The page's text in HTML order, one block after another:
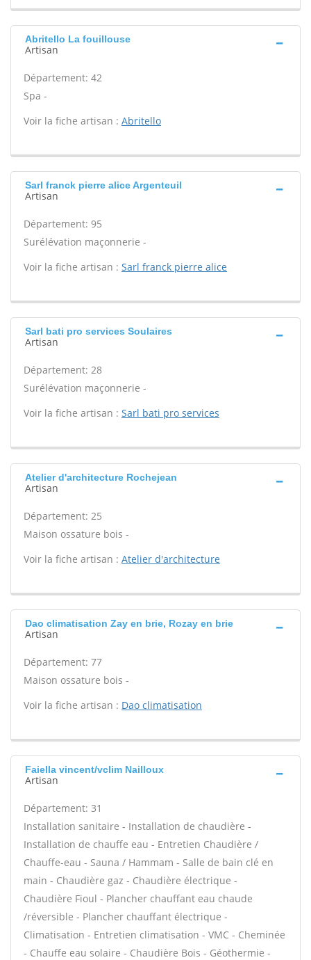
Abritello La fouillouse
Artisan
Département: 42
Spa -
Voir la fiche artisan : Abritello
Sarl franck pierre alice Argenteuil
Artisan
Département: 95
Surélévation maçonnerie -
Voir la fiche artisan : Sarl franck pierre alice
Sarl bati pro services Soulaires
Artisan
Département: 28
Surélévation maçonnerie -
Voir la fiche artisan : Sarl bati pro services
Atelier d'architecture Rochejean
Artisan
Département: 25
Maison ossature bois -
Voir la fiche artisan : Atelier d'architecture
Dao climatisation Zay en brie, Rozay en brie
Artisan
Département: 77
Maison ossature bois -
Voir la fiche artisan : Dao climatisation
Faiella vincent/vclim Nailloux
Artisan
Département: 31
Installation sanitaire - Installation de chaudière -
Installation de chauffe eau - Entretien Chaudière /
Chauffe-eau - Sauna / Hammam - Salle de bain clé en
main - Chaudière gaz - Chaudière électrique -
Chaudière Fioul - Plancher chauffant eau chaude
/réversible - Plancher chauffant électrique -
Climatisation - Entretien climatisation - VMC - Cheminée
- Chauffe eau solaire - Chaudière Bois - Géothermie -